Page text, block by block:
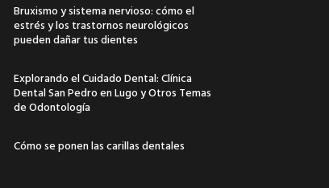
Bruxismo y sistema nervioso: cómo el
estrés y los trastornos neurológicos
pueden dañar tus dientes
Explorando el Cuidado Dental: Clínica
Dental San Pedro en Lugo y Otros Temas
de Odontología
Cómo se ponen las carillas dentales